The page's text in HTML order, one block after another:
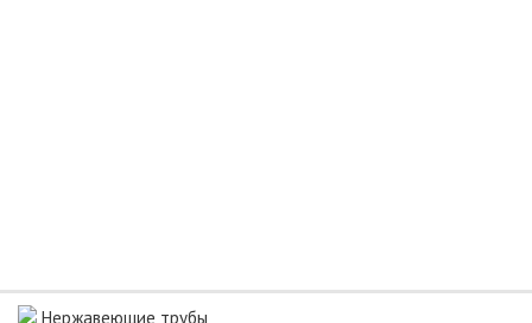
Нержавеющие трубы